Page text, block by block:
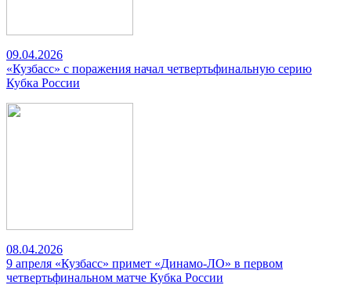
09.04.2026
«Кузбасс» с поражения начал четвертьфинальную серию
Кубка России
08.04.2026
9 апреля «Кузбасс» примет «Динамо-ЛО» в первом
четвертьфинальном матче Кубка России